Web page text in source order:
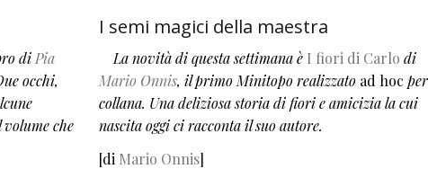
di Pia
occhi,
che
I semi magici della maestra
La novità di questa settimana è I fiori di Carlo di
Mario Onnis, il primo Minitopo realizzato ad hoc
collana. Una deliziosa storia di fiori e amicizia la cui
nascita oggi ci racconta il suo autore.
[di Mario Onnis]